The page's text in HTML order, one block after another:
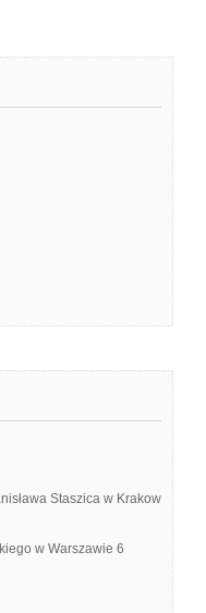
Staszica w Krakowie
w Warszawie 6